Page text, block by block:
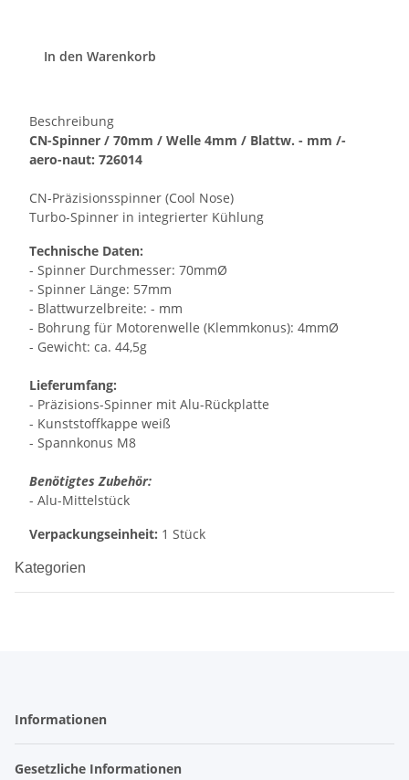
In den Warenkorb
Beschreibung
CN-Spinner / 70mm / Welle 4mm / Blattw. - mm /-
aero-naut: 726014
CN-Präzisionsspinner (Cool Nose)
Turbo-Spinner in integrierter Kühlung
Technische Daten:
- Spinner Durchmesser: 70mmØ
- Spinner Länge: 57mm
- Blattwurzelbreite: - mm
- Bohrung für Motorenwelle (Klemmkonus): 4mmØ
- Gewicht: ca. 44,5g
Lieferumfang:
- Präzisions-Spinner mit Alu-Rückplatte
- Kunststoffkappe weiß
- Spannkonus M8
Benötigtes Zubehör:
- Alu-Mittelstück
Verpackungseinheit: 1 Stück
Kategorien
Informationen
Gesetzliche Informationen